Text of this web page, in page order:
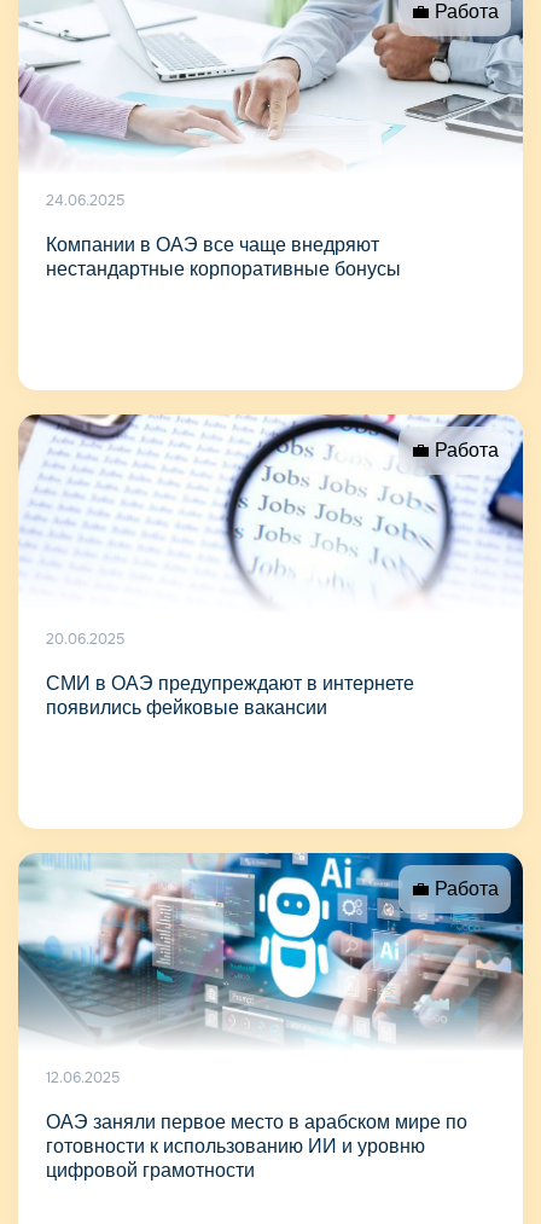
💼 Работа
24.06.2025
Компании в ОАЭ все чаще внедряют
нестандартные корпоративные бонусы
💼 Работа
20.06.2025
СМИ в ОАЭ предупреждают в интернете
появились фейковые вакансии
💼 Работа
12.06.2025
ОАЭ заняли первое место в арабском мире по
готовности к использованию ИИ и уровню
цифровой грамотности